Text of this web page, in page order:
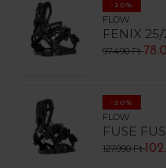
-20%
FLOW
FENIX
97.490 Ft
-20%
FLOW
FUSE
127.990 Ft